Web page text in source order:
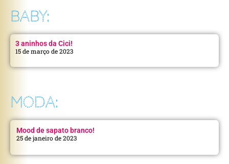
BABY:
3 aninhos da Cici!
15 de março de 2023
MODA:
Mood de sapato branco!
25 de janeiro de 2023